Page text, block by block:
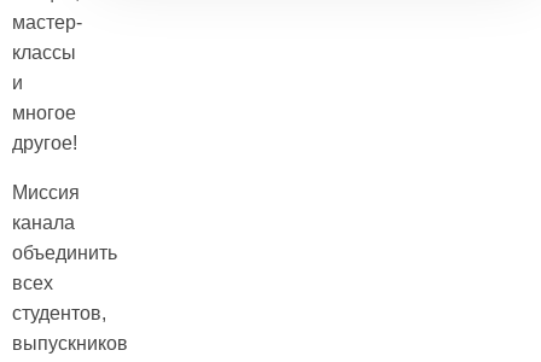
мастер-
классы
и
многое
другое!
Миссия
канала
объединить
всех
студентов,
выпускников